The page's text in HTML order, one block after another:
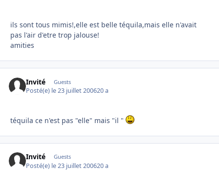
ils sont tous mimis!,elle est belle téquila,mais elle n'avait
pas l'air d'etre trop jalouse!
amities
Invité Guests
Posté(e) le 23 juillet 200620 a
téquila ce n'est pas "elle" mais "il "
Invité Guests
Posté(e) le 23 juillet 200620 a